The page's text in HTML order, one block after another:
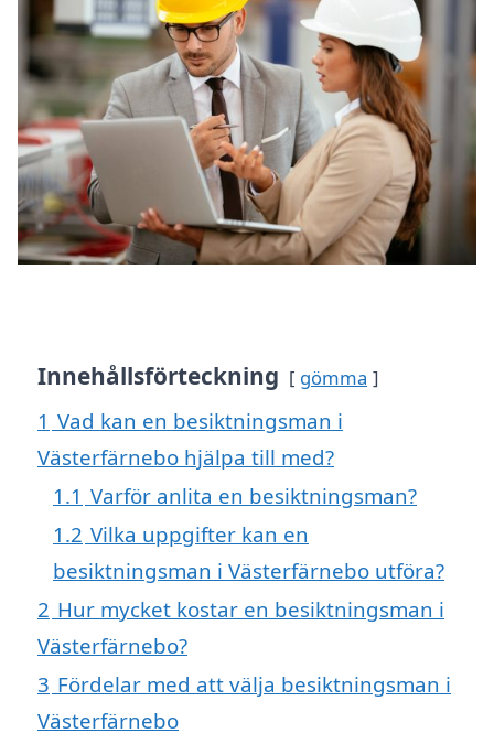
Innehållsförteckning gömma
1 Vad kan en besiktningsman i
Västerfärnebo hjälpa till med?
1.1 Varför anlita en besiktningsman?
1.2 Vilka uppgifter kan en
besiktningsman i Västerfärnebo utföra?
2 Hur mycket kostar en besiktningsman i
Västerfärnebo?
3 Fördelar med att välja besiktningsman i
Västerfärnebo